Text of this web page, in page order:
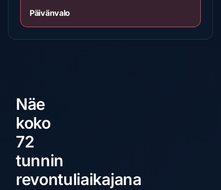
Päivänvalo
Näe
koko
72
tunnin
revontuliaikajana